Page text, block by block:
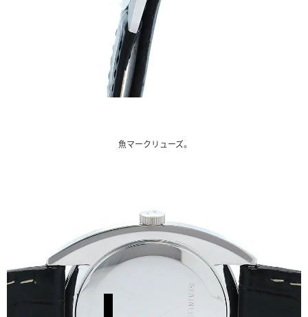
魚マークリューズ。